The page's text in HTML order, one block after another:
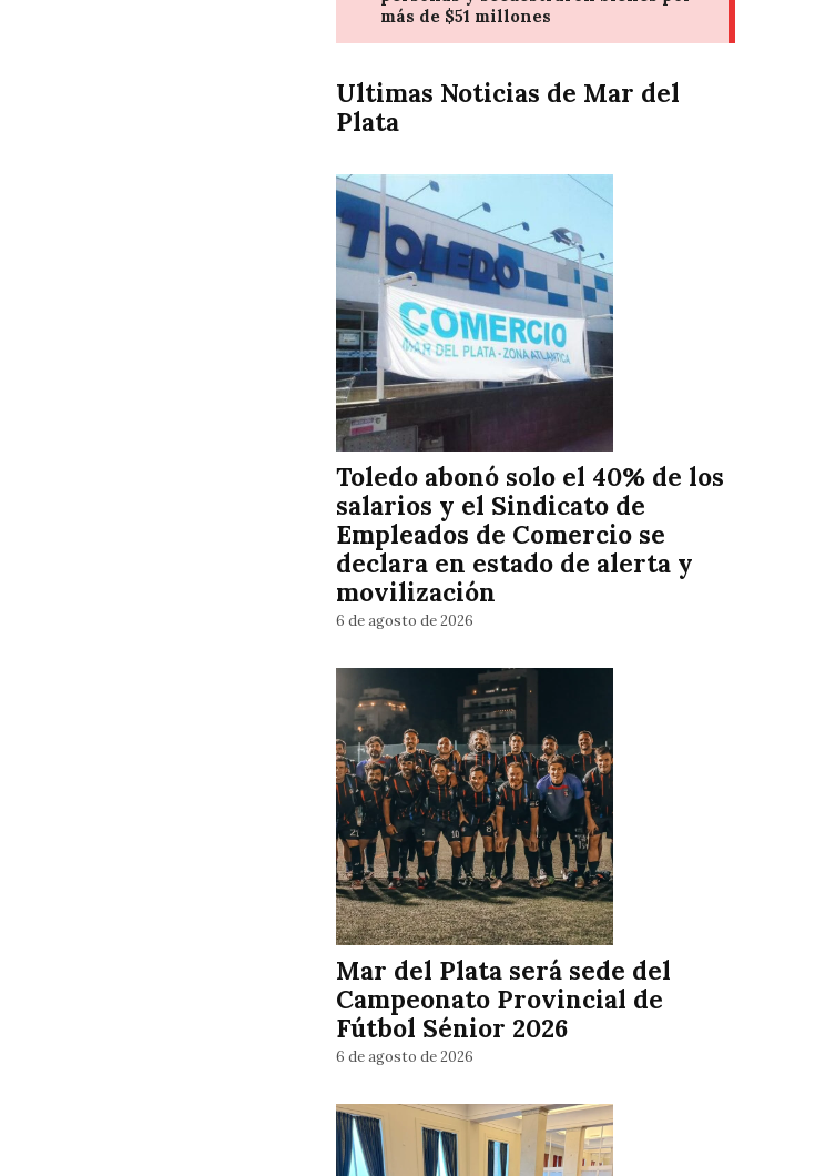
Ultimas Noticias de Mar del
Plata
Toledo abonó solo el 40% de los
salarios y el Sindicato de
Empleados de Comercio se
declara en estado de alerta y
movilización
6 de agosto de 2026
Mar del Plata será sede del
Campeonato Provincial de
Fútbol Sénior 2026
6 de agosto de 2026